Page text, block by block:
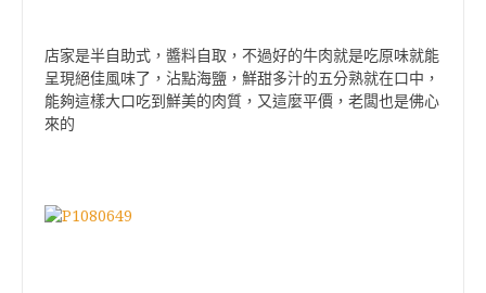
店家是半自助式，醬料自取，不過好的牛肉就是吃原味就能
呈現絕佳風味了，沾點海鹽，鮮甜多汁的五分熟就在口中，
能夠這樣大口吃到鮮美的肉質，又這麼平價，老闆也是佛心
來的